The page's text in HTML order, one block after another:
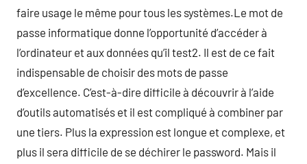
faire usage le même pour tous les systèmes.Le mot de
passe informatique donne l’opportunité d’accéder à
l’ordinateur et aux données qu’il test2. Il est de ce fait
indispensable de choisir des mots de passe
d’excellence. C’est-à-dire difficile à découvrir à l’aide
d’outils automatisés et il est compliqué à combiner par
une tiers. Plus la expression est longue et complexe, et
plus il sera difficile de se déchirer le password. Mais il